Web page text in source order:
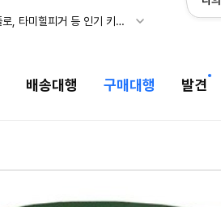
프리미엄 반다이) 원피스 3주년 카드 프리오더 오픈! (인기 상품은 품절·재입고 반복)
셀프포트레이트 썸머 세일! 지수,아이유 등 착용 + 관세내 특가
배송대행 구매대행 발견